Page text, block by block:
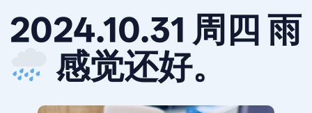
2024.10.31 周四 雨
感觉还好。